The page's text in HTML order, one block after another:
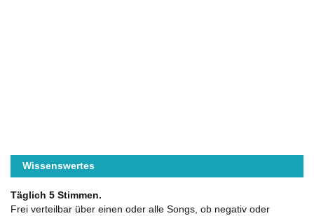
Wissenswertes
Täglich 5 Stimmen.
Frei verteilbar über einen oder alle Songs, ob negativ oder